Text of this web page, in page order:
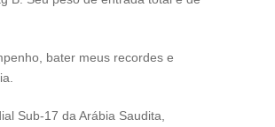
bater meus recordes e
Sub-17 da Arábia Saudita,